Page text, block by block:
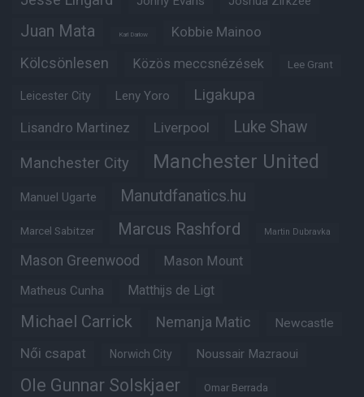
Juan Mata Karl Darlow Kobbie Mainoo
Kölcsönlesen Közös meccsnézések Lee Grant
Leicester City Leny Yoro Ligakupa
Lisandro Martinez Liverpool Luke Shaw
Manchester City Manchester United
Manuel Ugarte Manutdfanatics.hu
Marcel Sabitzer Marcus Rashford Martin Dubravka
Mason Greenwood Mason Mount
Matheus Cunha Matthijs de Ligt
Michael Carrick Nemanja Matic Newcastle
Női csapat Norwich City Noussair Mazraoui
Ole Gunnar Solskjaer Omar Berrada